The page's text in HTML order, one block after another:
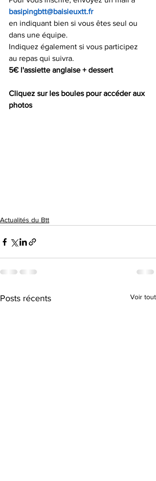
basipingbtt@baisieuxtt.fr
en indiquant bien si vous êtes seul ou
dans une équipe.
Indiquez également si vous participez
au repas qui suivra.
5€ l'assiette anglaise + dessert
Cliquez sur les boules pour accéder aux
photos
Actualités du Btt
Posts récents Voir tout